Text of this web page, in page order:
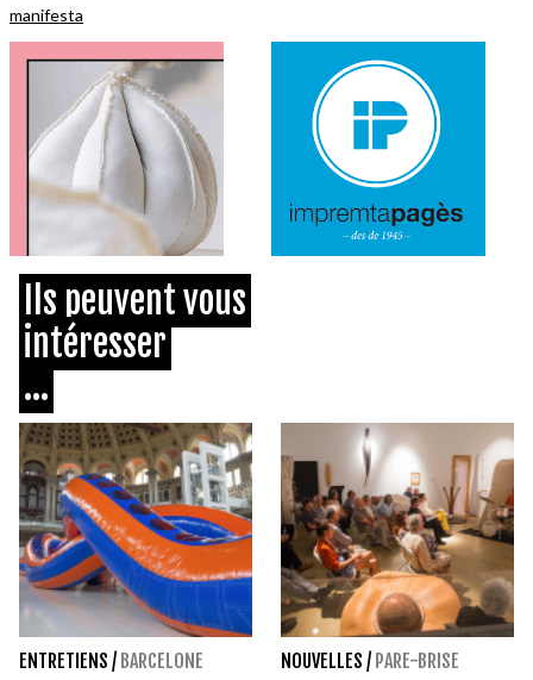
manifesta
Ils peuvent vous
intéresser
...
ENTRETIENS / BARCELONE NOUVELLES / PARE-BRISE